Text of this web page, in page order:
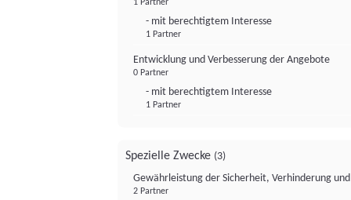
1 Partner
- mit berechtigtem Interesse
1 Partner
Entwicklung und Verbesserung der Angebote
0 Partner
- mit berechtigtem Interesse
1 Partner
Spezielle Zwecke (3)
Gewährleistung der Sicherheit, Verhinderung
2 Partner